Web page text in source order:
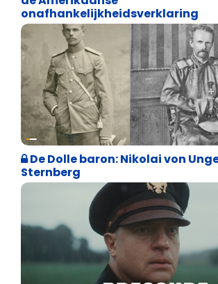
onafhankelijkheidsverklaring
Geschiedenis
De Dolle baron: Nikolai von
Sternberg